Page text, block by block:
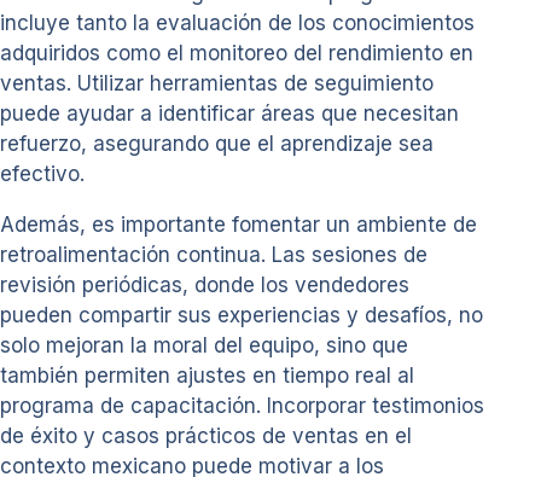
incluye tanto la evaluación de los conocimientos
adquiridos como el monitoreo del rendimiento en
ventas. Utilizar herramientas de seguimiento
puede ayudar a identificar áreas que necesitan
refuerzo, asegurando que el aprendizaje sea
efectivo.
Además, es importante fomentar un ambiente de
retroalimentación continua. Las sesiones de
revisión periódicas, donde los vendedores
pueden compartir sus experiencias y desafíos, no
solo mejoran la moral del equipo, sino que
también permiten ajustes en tiempo real al
programa de capacitación. Incorporar testimonios
de éxito y casos prácticos de ventas en el
contexto mexicano puede motivar a los